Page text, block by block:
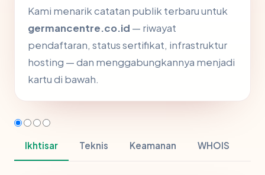
Kami menarik catatan publik terbaru untuk
germancentre.co.id — riwayat
pendaftaran, status sertifikat, infrastruktur
hosting — dan menggabungkannya menjadi
kartu di bawah.
Ikhtisar Teknis Keamanan WHOIS